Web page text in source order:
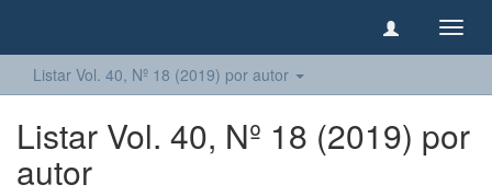
Listar Vol. 40, Nº 18 (2019) por autor
Listar Vol. 40, Nº 18 (2019) por
autor